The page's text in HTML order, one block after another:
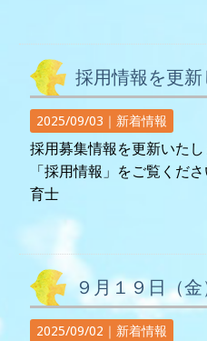
採用情報を更新
2025/09/03｜ 新着情報
採用募集情報を更新いた
「採用情報」をご覧くだ
育士
９月１９日（
2025/09/02｜ 新着情報